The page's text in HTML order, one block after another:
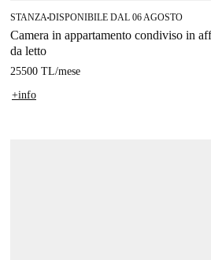
STANZA■DISPONIBILE DAL 06 AGOSTO
Camera in appartamento condiviso in
da letto
25500 TL/mese
+info